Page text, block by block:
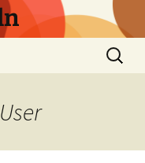
Suchen
nach: